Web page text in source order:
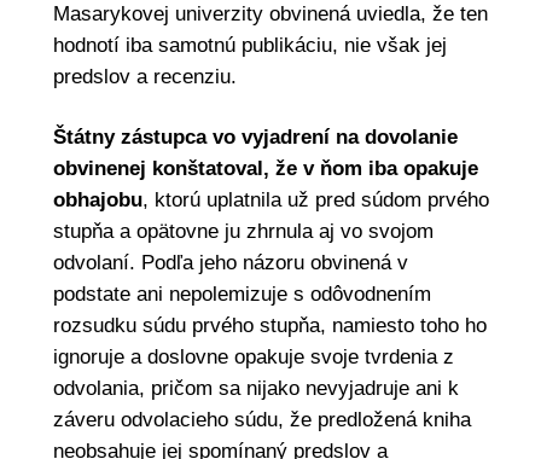
Masarykovej univerzity obvinená uviedla, že ten
hodnotí iba samotnú publikáciu, nie však jej
predslov a recenziu.
Štátny zástupca vo vyjadrení na dovolanie
obvinenej konštatoval, že v ňom iba opakuje
obhajobu, ktorú uplatnila už pred súdom prvého
stupňa a opätovne ju zhrnula aj vo svojom
odvolaní. Podľa jeho názoru obvinená v
podstate ani nepolemizuje s odôvodnením
rozsudku súdu prvého stupňa, namiesto toho ho
ignoruje a doslovne opakuje svoje tvrdenia z
odvolania, pričom sa nijako nevyjadruje ani k
záveru odvolacieho súdu, že predložená kniha
neobsahuje jej spomínaný predslov a